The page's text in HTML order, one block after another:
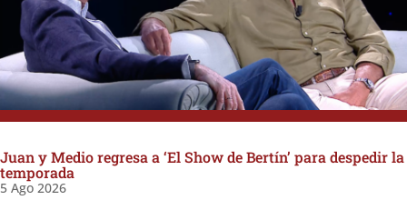
Juan y Medio regresa a ‘El Show de Bertín’ para despedir la
temporada
5 Ago 2026